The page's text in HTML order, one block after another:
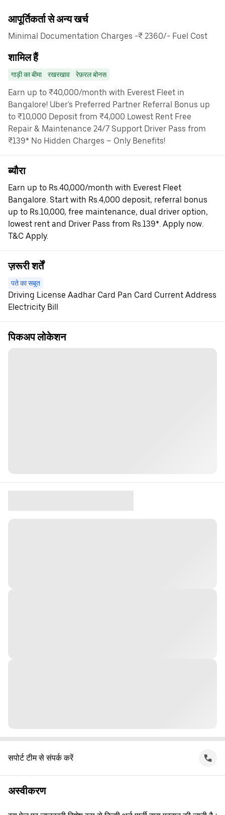
आपूर्तिकर्ता से अन्य खर्च
Minimal Documentation Charges -₹ 2360/- Fuel Cost
शामिल हैं
गाड़ी का बीमा रखरखाव रेफ़रल बोनस
Earn up to ₹40,000/month with Everest Fleet in
Bangalore! Uber's Preferred Partner Referral Bonus up
to ₹10,000 Deposit from ₹4,000 Lowest Rent Free
Repair & Maintenance 24/7 Support Driver Pass from
₹139* No Hidden Charges – Only Benefits!
ब्यौरा
Earn up to Rs.40,000/month with Everest Fleet
Bangalore. Start with Rs.4,000 deposit, referral bonus
up to Rs.10,000, free maintenance, dual driver option,
lowest rent and Driver Pass from Rs.139*. Apply now.
T&C Apply.
ज़रूरी शर्तें
पते का सबूत
Driving License Aadhar Card Pan Card Current Address
Electricity Bill
पिकअप लोकेशन
सपोर्ट टीम से संपर्क करें
अस्वीकरण